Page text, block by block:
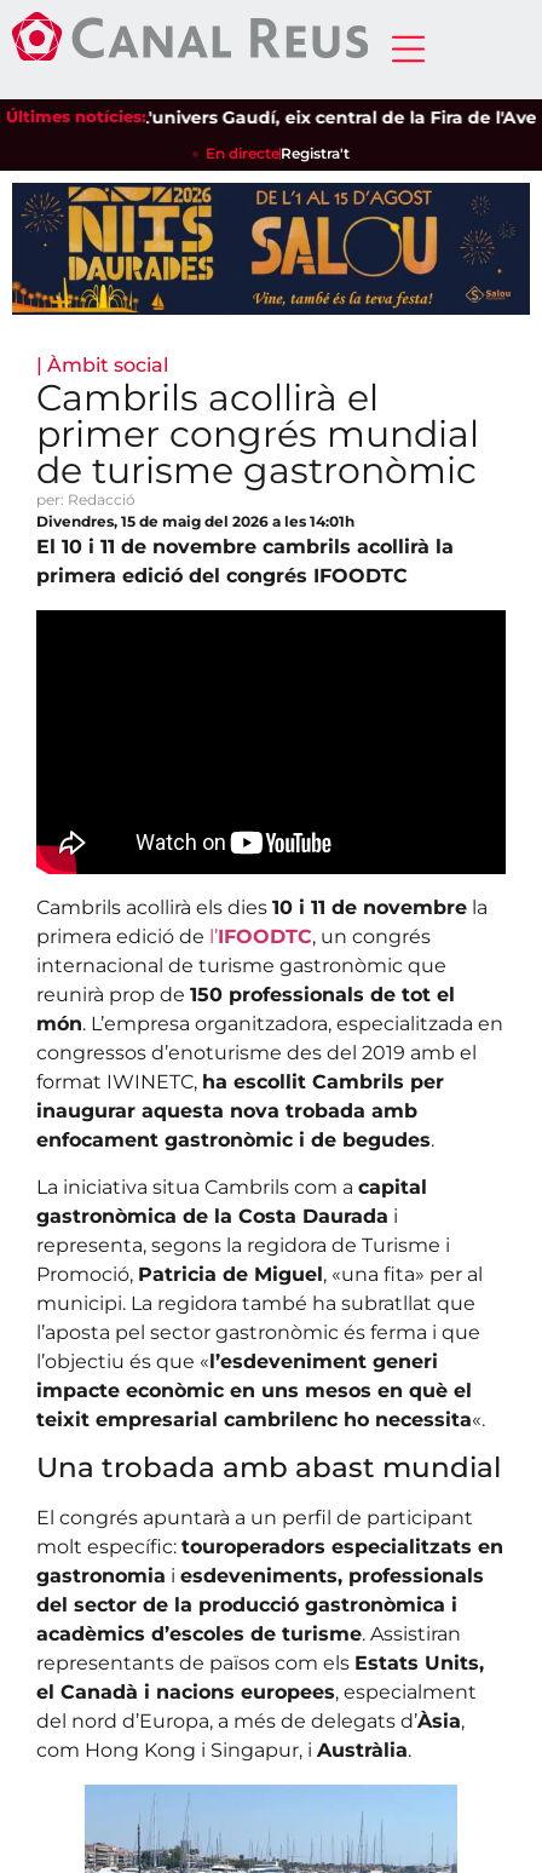
Últimes notícies:L'univers Gaudí, eix central de la Fira de
En directeRegistra't
| Àmbit social
Cambrils acollirà el
primer congrés mundial
de turisme gastronòmic
per: Redacció
Divendres, 15 de maig del 2026 a les 14:01h
El 10 i 11 de novembre cambrils acollirà la
primera edició del congrés IFOODTC
Cambrils acollirà els dies 10 i 11 de novembre la
primera edició de l’IFOODTC, un congrés
internacional de turisme gastronòmic que
reunirà prop de 150 professionals de tot el
món. L’empresa organitzadora, especialitzada en
congressos d’enoturisme des del 2019 amb el
format IWINETC, ha escollit Cambrils per
inaugurar aquesta nova trobada amb
enfocament gastronòmic i de begudes.
La iniciativa situa Cambrils com a capital
gastronòmica de la Costa Daurada i
representa, segons la regidora de Turisme i
Promoció, Patricia de Miguel, «una fita» per al
municipi. La regidora també ha subratllat que
l’aposta pel sector gastronòmic és ferma i que
l’objectiu és que «l’esdeveniment generi
impacte econòmic en uns mesos en què el
teixit empresarial cambrilenc ho necessita«.
Una trobada amb abast mundial
El congrés apuntarà a un perfil de participant
molt específic: touroperadors especialitzats en
gastronomia i esdeveniments, professionals
del sector de la producció gastronòmica i
acadèmics d’escoles de turisme. Assistiran
representants de països com els Estats Units,
el Canadà i nacions europees, especialment
del nord d’Europa, a més de delegats d’Àsia,
com Hong Kong i Singapur, i Austràlia.